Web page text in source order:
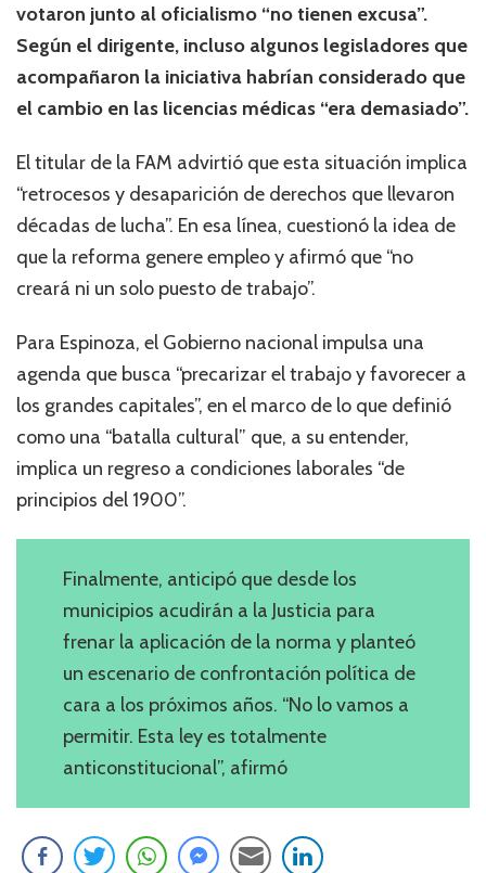
votaron junto al oficialismo “no tienen excusa”.
Según el dirigente, incluso algunos legisladores que
acompañaron la iniciativa habrían considerado que
el cambio en las licencias médicas “era demasiado”.
El titular de la FAM advirtió que esta situación implica
“retrocesos y desaparición de derechos que llevaron
décadas de lucha”. En esa línea, cuestionó la idea de
que la reforma genere empleo y afirmó que “no
creará ni un solo puesto de trabajo”.
Para Espinoza, el Gobierno nacional impulsa una
agenda que busca “precarizar el trabajo y favorecer a
los grandes capitales”, en el marco de lo que definió
como una “batalla cultural” que, a su entender,
implica un regreso a condiciones laborales “de
principios del 1900”.
Finalmente, anticipó que desde los
municipios acudirán a la Justicia para
frenar la aplicación de la norma y planteó
un escenario de confrontación política de
cara a los próximos años. “No lo vamos a
permitir. Esta ley es totalmente
anticonstitucional”, afirmó